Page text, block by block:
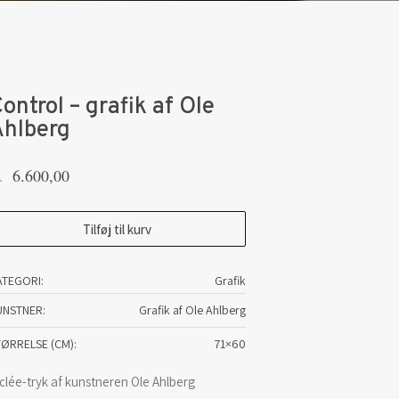
– grafik af Ole
6.600,00
Tilføj til kurv
Grafik
Grafik af Ole Ahlberg
(CM) 71×60
tryk af kunstneren Ole Ahlberg